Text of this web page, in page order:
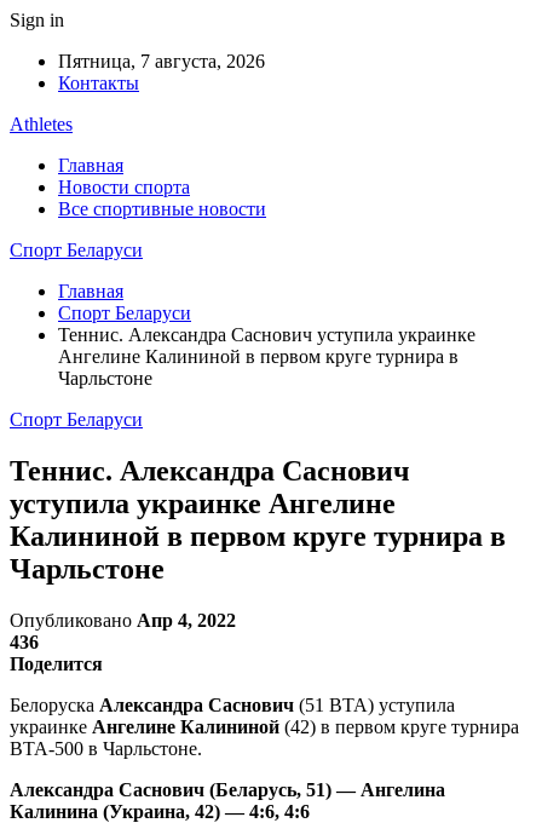
Sign in
Пятница, 7 августа, 2026
Контакты
Athletes
Главная
Новости спорта
Все спортивные новости
Спорт Беларуси
Главная
Спорт Беларуси
Теннис. Александра Саснович уступила украинке
Ангелине Калининой в первом круге турнира в
Чарльстоне
Спорт Беларуси
Теннис. Александра Саснович
уступила украинке Ангелине
Калининой в первом круге турнира в
Чарльстоне
Опубликовано Апр 4, 2022
436
Поделится
Белоруска Александра Саснович (51 ВТА) уступила
украинке Ангелине Калининой (42) в первом круге турнира
ВТА-500 в Чарльстоне.
Александра Саснович (Беларусь, 51) — Ангелина
Калинина (Украина, 42) — 4:6, 4:6